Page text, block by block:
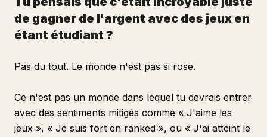
de gagner de l'argent avec des jeux en
étant étudiant ?
Pas du tout. Le monde n'est pas si rose.
Ce n'est pas un monde dans lequel tu devrais entrer
avec des sentiments mitigés comme « J'aime les
jeux », « Je suis fort en ranked », ou « J'ai atteint le